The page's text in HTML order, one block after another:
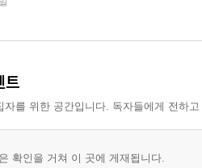
화_ 소고기 맛
- 단 한 사람을 위한 시
- 모든 경계에선 꽃이 핀다
- 팔리는 작가가 될 수 있을까
트
자를 위한 공간입니다. 독자들에게 전하
확인을 거쳐 이 곳에 게재됩니다.